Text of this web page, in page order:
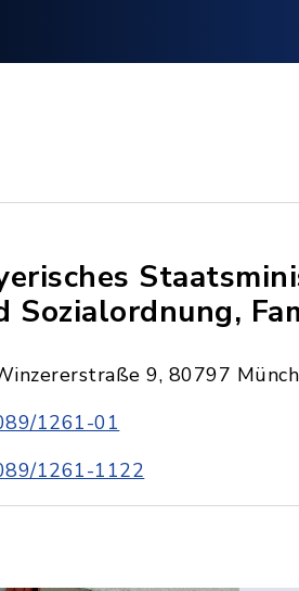
Sozialordnung,
9, 80797
1261-01
1261-1122